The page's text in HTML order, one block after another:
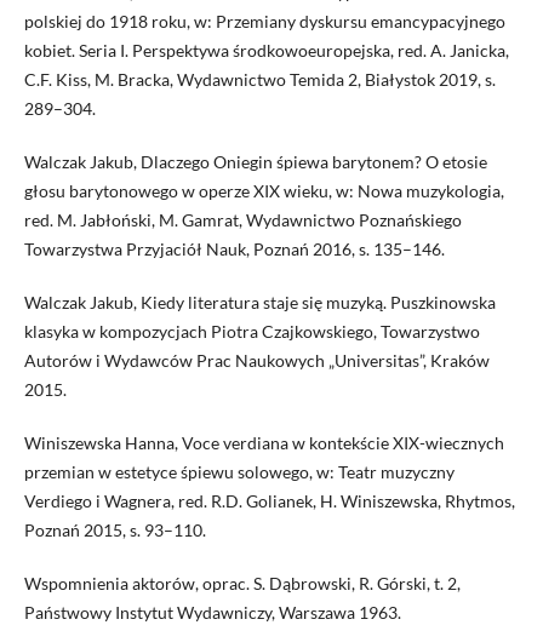
polskiej do 1918 roku, w: Przemiany dyskursu emancypacyjnego
kobiet. Seria I. Perspektywa środkowoeuropejska, red. A. Janicka,
C.F. Kiss, M. Bracka, Wydawnictwo Temida 2, Białystok 2019, s.
289–304.
Walczak Jakub, Dlaczego Oniegin śpiewa barytonem? O etosie
głosu barytonowego w operze XIX wieku, w: Nowa muzykologia,
red. M. Jabłoński, M. Gamrat, Wydawnictwo Poznańskiego
Towarzystwa Przyjaciół Nauk, Poznań 2016, s. 135–146.
Walczak Jakub, Kiedy literatura staje się muzyką. Puszkinowska
klasyka w kompozycjach Piotra Czajkowskiego, Towarzystwo
Autorów i Wydawców Prac Naukowych „Universitas”, Kraków
2015.
Winiszewska Hanna, Voce verdiana w kontekście XIX-wiecznych
przemian w estetyce śpiewu solowego, w: Teatr muzyczny
Verdiego i Wagnera, red. R.D. Golianek, H. Winiszewska, Rhytmos,
Poznań 2015, s. 93–110.
Wspomnienia aktorów, oprac. S. Dąbrowski, R. Górski, t. 2,
Państwowy Instytut Wydawniczy, Warszawa 1963.